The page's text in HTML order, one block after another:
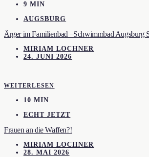
9 MIN
AUGSBURG
Ärger im Familienbad –Schwimmbad Augsburg
MIRIAM LOCHNER
24. JUNI 2026
WEITERLESEN
10 MIN
ECHT JETZT
Frauen an die Waffen?!
MIRIAM LOCHNER
28. MAI 2026